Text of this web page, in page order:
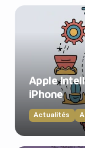
Apple
iPhone
Actualités